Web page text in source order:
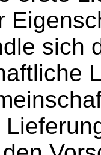
sich